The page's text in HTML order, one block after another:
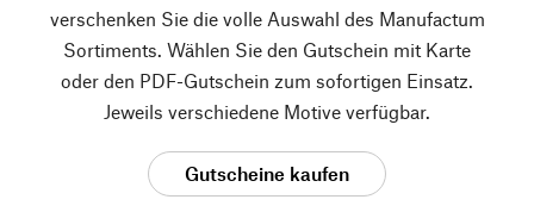
verschenken Sie die volle Auswahl des Manufactum
Sortiments. Wählen Sie den Gutschein mit Karte
oder den PDF-Gutschein zum sofortigen Einsatz.
Jeweils verschiedene Motive verfügbar.
Gutscheine kaufen